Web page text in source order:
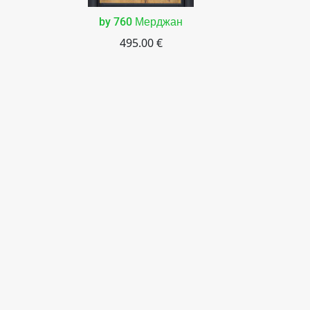
by 760 Мерджан
495.00 €